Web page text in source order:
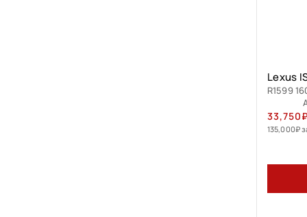
Lexus
R1599
33,750₽
135,000₽